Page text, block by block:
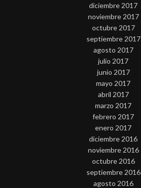
diciembre 2017
noviembre 2017
octubre 2017
septiembre 2017
agosto 2017
julio 2017
junio 2017
mayo 2017
abril 2017
marzo 2017
febrero 2017
enero 2017
diciembre 2016
noviembre 2016
octubre 2016
septiembre 2016
agosto 2016